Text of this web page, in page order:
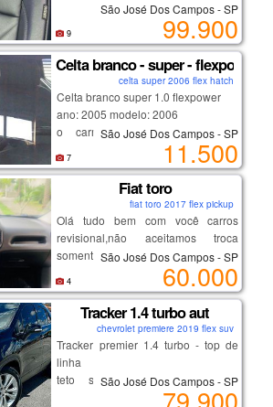
- motor 1.4 turbo (250 tsi) que une
performance e economia.
- potência de sobra e câmbio
automático de 6 marchas;
- design exclusive: acabamento
premium, rodas aro 18" exclusivas e
detalhes escurecidos;
- tecnologia: painel digital (active
info display), multimídia vw play e
modos de condução;
- segurança: acc (piloto automático
adaptativo) e frenagem autônoma
de emergência;
- estado de novo: único dono e com
todas revisões na concessionária.
venha aproveitar a oportunidade de
um topo de linha em condições
impecáveis, com preço reduzido
similar ao modelo intermediário.
São José Dos Campos - SP
99.900
9
Celta branco - super - flexpower
celta super 2006 flex hatch
Celta branco super 1.0 flexpower
ano: 2005 modelo: 2006
o carro está tudo ok, motor,
apenas venda!
São José Dos Campos - SP
11.500
7
Fiat toro
fiat toro 2017 flex pickup
Olá tudo bem com você carros
revisional,não aceitamos troca
somente entrada em até 12 vezes
ou avista ,carros de otima
procedência revisados e pereciados
,por favor me chama no meu
whatsapp para nós fecharmos
negócio👇👇👇👇👇👇
https://wa.me/message/52e6zdji7tw
hc1
ou se preferir meu número de
São José Dos Campos - SP
60.000
4
Tracker 1.4 turbo aut
chevrolet premiere 2019 flex suv
Tracker premier 1.4 turbo - top de
linha
teto solar, bancos em couro,
São José Dos Campos - SP
79.900